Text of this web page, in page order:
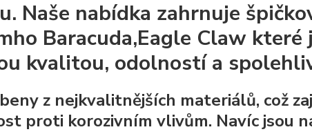
Naše nabídka zahrnuje
Baracuda,Eagle Claw které
kvalitou, odolností a
z nejkvalitnějších materiálů, což
proti korozivním vlivům. Navíc jsou